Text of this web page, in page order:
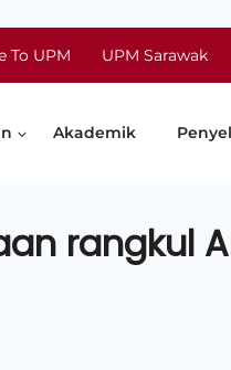
To UPM UPM Sarawak
Akademik
rangkul